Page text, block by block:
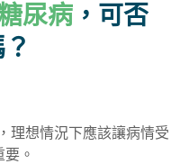
尿病 ，可否
，理想情況下應該讓病情受
。